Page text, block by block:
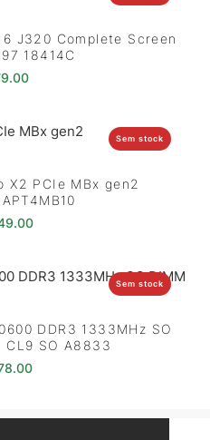
J320 Complete Screen
18414C
Sem stock
X2 PCIe MBx gen2
Sem stock
DDR3 1333MHz SO
CL9 SO A8833